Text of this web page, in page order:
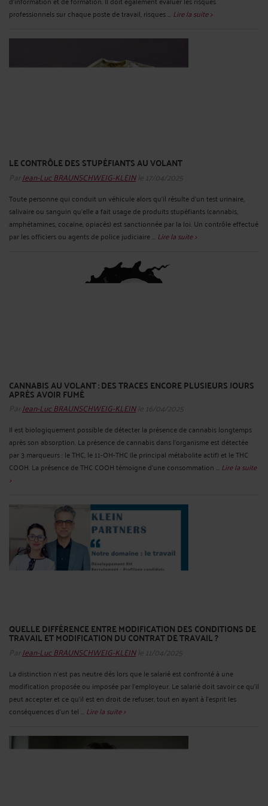
professionnels sur chaque poste de travail, risques ... Lire la suite >
LE CONTRÔLE DES STUPÉFIANTS AU VOLANT
Par Jean-Luc BRAUNSCHWEIG-KLEINle 17/04/2025
Toute personne qui conduit un véhicule alors qu’il résulte d’un test urinaire,
salivaire ou sanguin qu’elle a fait usage de produits stupéfiants (cannabis,
amphétamines, cocaïne, opiacés) est sanctionnée par la loi. Un contrôle effectué
par les officiers ou agents de police judiciaire ... Lire la suite >
CANNABIS AU VOLANT : DES TRACES ENCORE PLUSIEURS JOURS
APRÈS AVOIR FUMÉ
Par Jean-Luc BRAUNSCHWEIG-KLEINle 16/04/2025
Il est biologiquement possible de détecter la présence de cannabis longtemps
après son absorption. La présence de cannabis dans l’organisme est détectée
par 3 marqueurs : le THC, le 11-OH-THC (le principal métabolite actif) et le THC
COOH. La présence de THC COOH témoigne d’une consommation ... Lire la suite
>
QUELLE DIFFÉRENCE ENTRE MODIFICATION DES CONDITIONS DE
TRAVAIL ET MODIFICATION DU CONTRAT DE TRAVAIL ?
Par Jean-Luc BRAUNSCHWEIG-KLEINle 11/04/2025
La distinction n’est pas neutre dès lors que le salarié est confronté à une
modification proposée ou imposée par l’employeur. Le salarié doit savoir ce qu’il
peut accepter et ce qu’il est en droit de refuser, tout en ayant à l’esprit les
conséquences d’un tel ... Lire la suite >